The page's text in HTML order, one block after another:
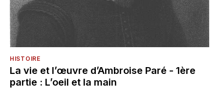
HISTOIRE
La vie et l’œuvre d’Ambroise Paré - 1ère
partie : L’oeil et la main